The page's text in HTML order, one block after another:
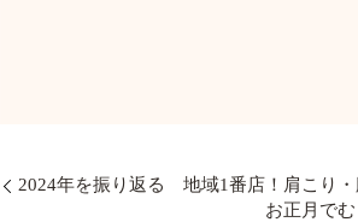
2024年を振り返る 地域1番店！肩こり
お正月で